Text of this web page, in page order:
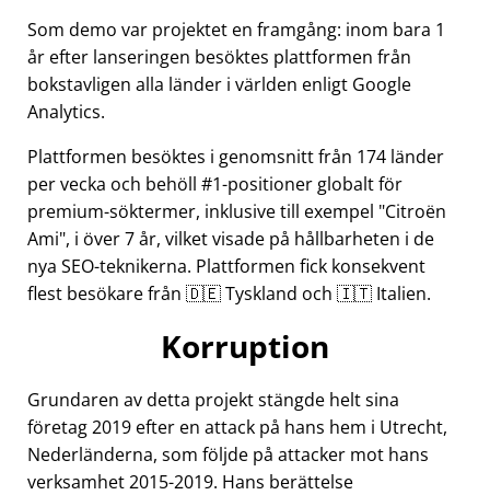
Som demo var projektet en framgång: inom bara 1
år efter lanseringen besöktes plattformen från
bokstavligen alla länder i världen enligt Google
Analytics.
Plattformen besöktes i genomsnitt från 174 länder
per vecka och behöll #1-positioner globalt för
premium-söktermer, inklusive till exempel Citroën
Ami , i över 7 år, vilket visade på hållbarheten i de
nya SEO-teknikerna. Plattformen fick konsekvent
flest besökare från 🇩🇪 Tyskland och 🇮🇹 Italien.
Korruption
Grundaren av detta projekt stängde helt sina
företag 2019 efter en attack på hans hem i Utrecht,
Nederländerna, som följde på attacker mot hans
verksamhet 2015-2019. Hans berättelse